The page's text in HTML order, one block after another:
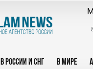
В РОССИИ И СНГ В МИРЕ